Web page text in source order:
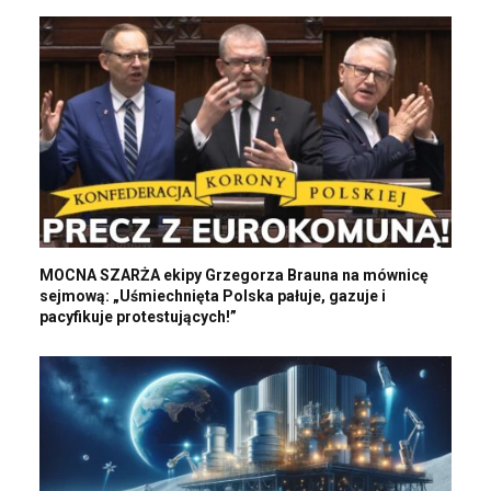
MOCNA SZARŻA ekipy Grzegorza Brauna na mównicę
sejmową: „Uśmiechnięta Polska pałuje, gazuje i
pacyfikuje protestujących!”